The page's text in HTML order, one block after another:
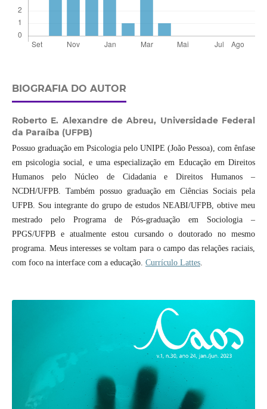
BIOGRAFIA DO AUTOR
Roberto E. Alexandre de Abreu, Universidade Federal
da Paraíba (UFPB)
Possuo graduação em Psicologia pelo UNIPE (João Pessoa), com ênfase
em psicologia social, e uma especialização em Educação em Direitos
Humanos pelo Núcleo de Cidadania e Direitos Humanos –
NCDH/UFPB. Também possuo graduação em Ciências Sociais pela
UFPB. Sou integrante do grupo de estudos NEABI/UFPB, obtive meu
mestrado pelo Programa de Pós-graduação em Sociologia –
PPGS/UFPB e atualmente estou cursando o doutorado no mesmo
programa. Meus interesses se voltam para o campo das relações raciais,
com foco na interface com a educação. Currículo Lattes.